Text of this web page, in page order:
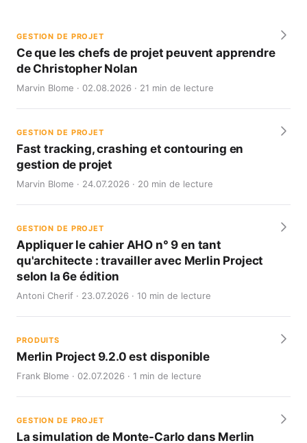
GESTION DE PROJET
Ce que les chefs de projet peuvent apprendre
de Christopher Nolan
Marvin Blome · 02.08.2026 · 21 min de lecture
GESTION DE PROJET
Fast tracking, crashing et contouring en
gestion de projet
Marvin Blome · 24.07.2026 · 20 min de lecture
GESTION DE PROJET
Appliquer le cahier AHO n° 9 en tant
qu'architecte : travailler avec Merlin Project
selon la 6e édition
Antoni Cherif · 23.07.2026 · 10 min de lecture
PRODUITS
Merlin Project 9.2.0 est disponible
Frank Blome · 02.07.2026 · 1 min de lecture
GESTION DE PROJET
La simulation de Monte-Carlo dans Merlin